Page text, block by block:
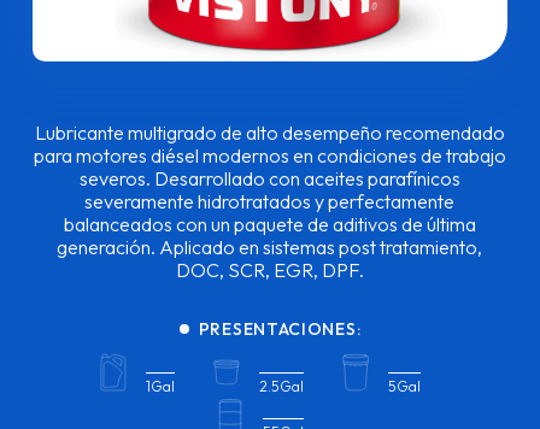
Lubricante multigrado de alto desempeño recomendado
para motores diésel modernos en condiciones de trabajo
severos. Desarrollado con aceites parafínicos
severamente hidrotratados y perfectamente
balanceados con un paquete de aditivos de última
generación. Aplicado en sistemas post tratamiento,
DOC, SCR, EGR, DPF.
PRESENTACIONES:
1Gal 2.5Gal 5Gal